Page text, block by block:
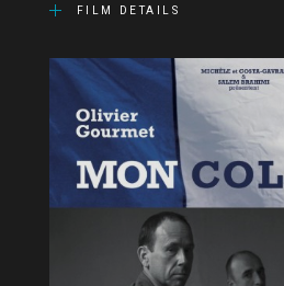
FILM DETAILS